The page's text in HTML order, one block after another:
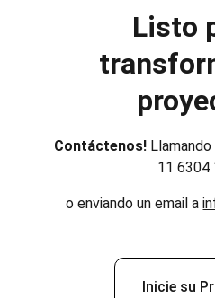
Listo
Contáctenos!
11 6304
o enviando un email a
Inicie su